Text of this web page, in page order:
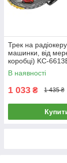
Трек на
машинки, від
коробці) KC-
В наявності
1 033 ₴ 1 435 ₴